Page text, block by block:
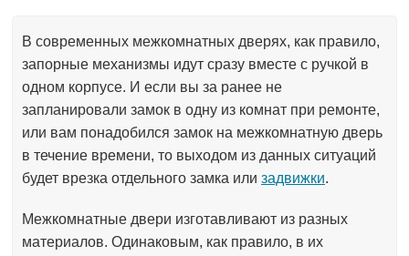
В современных межкомнатных дверях, как правило,
запорные механизмы идут сразу вместе с ручкой в
одном корпусе. И если вы за ранее не
запланировали замок в одну из комнат при ремонте,
или вам понадобился замок на межкомнатную дверь
в течение времени, то выходом из данных ситуаций
будет врезка отдельного замка или задвижки.
Межкомнатные двери изготавливают из разных
материалов. Одинаковым, как правило, в их